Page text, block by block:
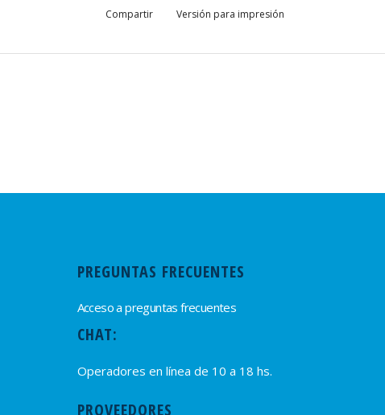
Compartir Versión para impresión
PREGUNTAS FRECUENTES
Acceso a preguntas frecuentes
CHAT:
Operadores en línea de 10 a 18 hs.
PROVEEDORES